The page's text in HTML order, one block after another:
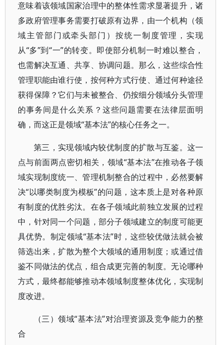
意味着该领域国家治理中的整体性需求显著提升，诸
多政府管理事务需要打破原有边界，由一个机构（领
域主管部门或牵头部门）按统一制度管理，实现
从“多”到“一”的转变。即使部分机制一时难以整合，
也需解决互通、共享、协调问题。那么，这些综合性
管理职能由谁行使，按何种方式行使、通过何种途径
获得保障？它们与未被整合、仍按细分领域分头管理
的事务间是什么关系？这些问题需要在法律层面明
确，而这正是领域“基本法”的核心任务之一。
第三，实现领域内较优制度的扩散与互鉴。这一
点与前面两点密切相关，领域“基本法”在推动各子领
域实现制度统一、管理机制整合的过程中，必然要解
决“以哪类制度为模板”的问题，这本质上是对各种原
有制度的优胜劣汰。在各子领域此前独立发展的过程
中，针对同一个问题，部分子领域建立的制度可能更
具优势。制定领域“基本法”时，这些较优做法就会被
筛选出来，扩散为整个大领域的通用制度；或通过借
鉴不同做法的优点，组合成更完善的制度。无论哪种
方式，最终都能够推动本领域制度整体优化，实现制
度改进。
（三）领域“基本法”对治理资源及竞争能力的整
合